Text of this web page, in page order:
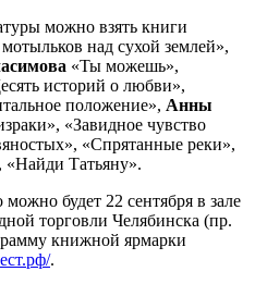
можно взять книги
над сухой землей»,
«Ты можешь»,
историй о любви»,
положение», Анны
«Завидное чувство
«Спрятанные реки»,
Татьяну».
будет 22 сентября в зале
торговли Челябинска (пр.
книжной ярмарки
.